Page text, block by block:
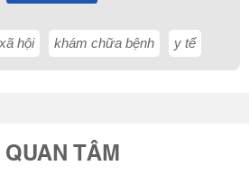
hội khám chữa bệnh y tế
TÂM